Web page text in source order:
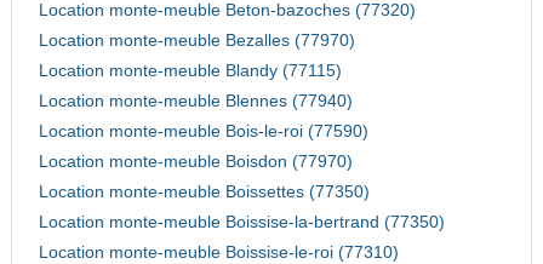
Location monte-meuble Beton-bazoches (77320)
Location monte-meuble Bezalles (77970)
Location monte-meuble Blandy (77115)
Location monte-meuble Blennes (77940)
Location monte-meuble Bois-le-roi (77590)
Location monte-meuble Boisdon (77970)
Location monte-meuble Boissettes (77350)
Location monte-meuble Boissise-la-bertrand (77350)
Location monte-meuble Boissise-le-roi (77310)